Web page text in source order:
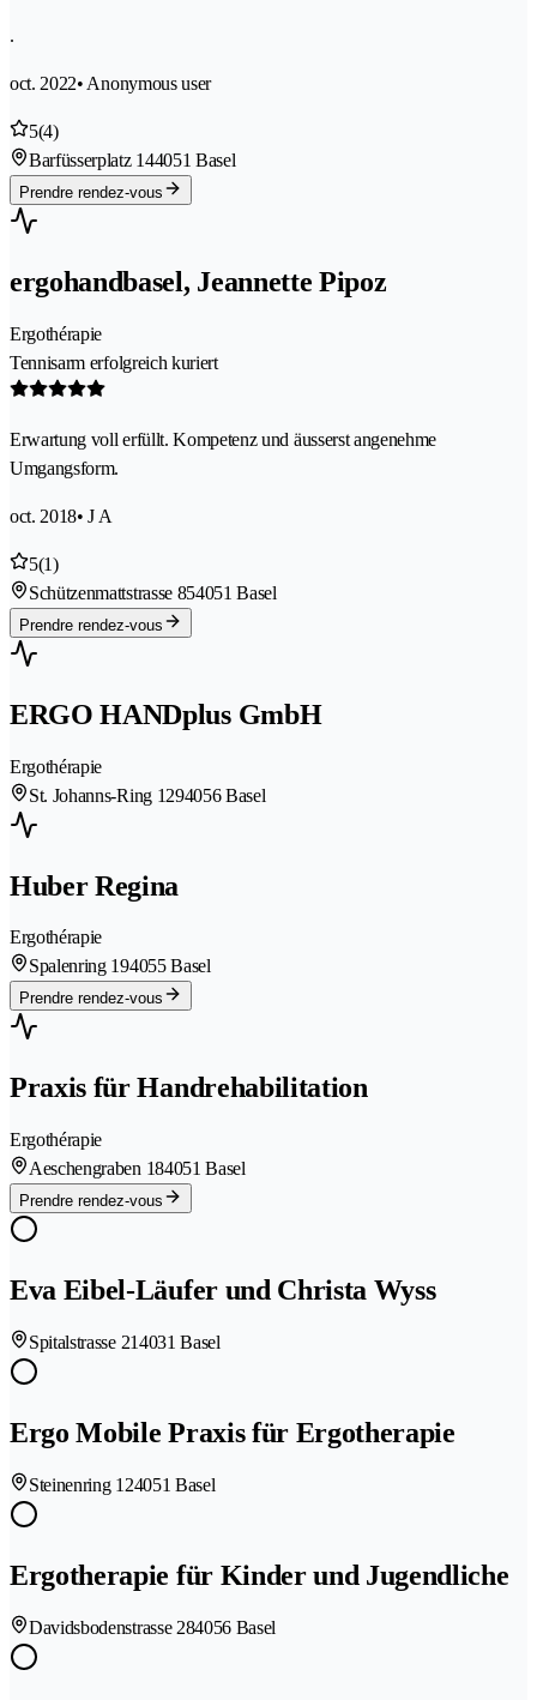
.
oct. 2022• Anonymous user
5(4)
Barfüsserplatz 144051 Basel
Prendre rendez-vous
ergohandbasel, Jeannette Pipoz
Ergothérapie
Tennisarm erfolgreich kuriert
Erwartung voll erfüllt. Kompetenz und äusserst angenehme
Umgangsform.
oct. 2018• J A
5(1)
Schützenmattstrasse 854051 Basel
Prendre rendez-vous
ERGO HANDplus GmbH
Ergothérapie
St. Johanns-Ring 1294056 Basel
Huber Regina
Ergothérapie
Spalenring 194055 Basel
Prendre rendez-vous
Praxis für Handrehabilitation
Ergothérapie
Aeschengraben 184051 Basel
Prendre rendez-vous
Eva Eibel-Läufer und Christa Wyss
Spitalstrasse 214031 Basel
Ergo Mobile Praxis für Ergotherapie
Steinenring 124051 Basel
Ergotherapie für Kinder und Jugendliche
Davidsbodenstrasse 284056 Basel